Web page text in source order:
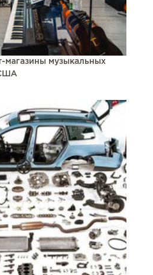
магазины музыкальных